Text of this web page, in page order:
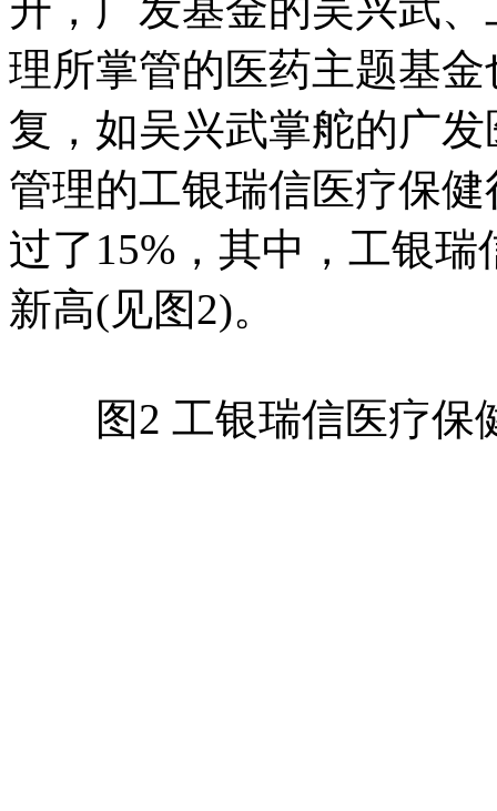
升，广发基金的吴兴武
理所掌管的医药主题基
复，如吴兴武掌舵的广
管理的工银瑞信医疗保
过了15%，其中，工银
新高(见图2)。
图2 工银瑞信医疗保